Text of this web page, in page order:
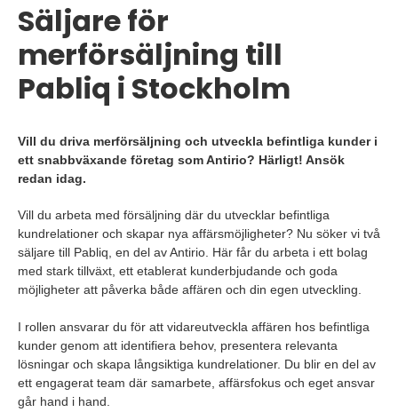
Säljare för
merförsäljning till
Pabliq i Stockholm
Vill du driva merförsäljning och utveckla befintliga kunder i
ett snabbväxande företag som Antirio? Härligt! Ansök
redan idag.
Vill du arbeta med försäljning där du utvecklar befintliga
kundrelationer och skapar nya affärsmöjligheter? Nu söker vi två
säljare till Pabliq, en del av Antirio. Här får du arbeta i ett bolag
med stark tillväxt, ett etablerat kunderbjudande och goda
möjligheter att påverka både affären och din egen utveckling.
I rollen ansvarar du för att vidareutveckla affären hos befintliga
kunder genom att identifiera behov, presentera relevanta
lösningar och skapa långsiktiga kundrelationer. Du blir en del av
ett engagerat team där samarbete, affärsfokus och eget ansvar
går hand i hand.